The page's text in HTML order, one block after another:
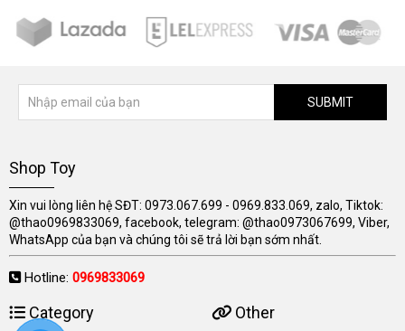
SUBMIT
Shop Toy
Xin vui lòng liên hệ SĐT: 0973.067.699 - 0969.833.069, zalo, Tiktok:
@thao0969833069, facebook, telegram: @thao0973067699, Viber,
WhatsApp của bạn và chúng tôi sẽ trả lời bạn sớm nhất.
Hotline: 0969833069
Category Other